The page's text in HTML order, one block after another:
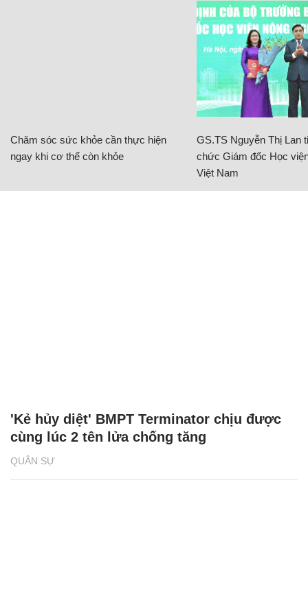
Chăm sóc sức khỏe cần thực hiện
ngay khi cơ thể còn khỏe
GS.TS Nguyễn Thị Lan
chức Giám đốc Học
Việt Nam
QUÂN SỰ
'Kẻ hủy diệt' BMPT Terminator chịu được
cùng lúc 2 tên lửa chống tăng